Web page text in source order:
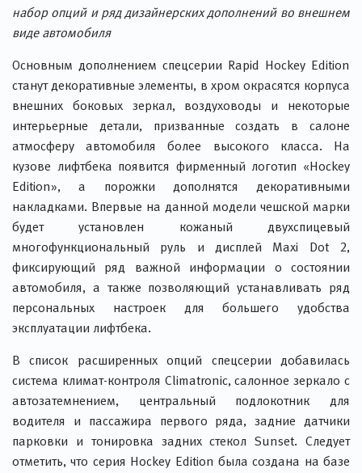
набор опций и ряд дизайнерских дополнений во внешнем
виде автомобиля
Основным дополнением спецсерии Rapid Hockey Edition
станут декоративные элементы, в хром окрасятся корпуса
внешних боковых зеркал, воздуховоды и некоторые
интерьерные детали, призванные создать в салоне
атмосферу автомобиля более высокого класса. На
кузове лифтбека появится фирменный логотип «Hockey
Edition», а порожки дополнятся декоративными
накладками. Впервые на данной модели чешской марки
будет установлен кожаный двухспицевый
многофункциональный руль и дисплей Maxi Dot 2,
фиксирующий ряд важной информации о состоянии
автомобиля, а также позволяющий устанавливать ряд
персональных настроек для большего удобства
эксплуатации лифтбека.
В список расширенных опций спецсерии добавилась
система климат-контроля Climatronic, салонное зеркало с
автозатемнением, центральный подлокотник для
водителя и пассажира первого ряда, задние датчики
парковки и тонировка задних стекол Sunset. Следует
отметить, что серия Hockey Edition была создана на базе